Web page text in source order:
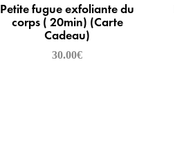
Petite fugue exfoliante du
corps ( 20min) (Carte
Cadeau)
30.00€